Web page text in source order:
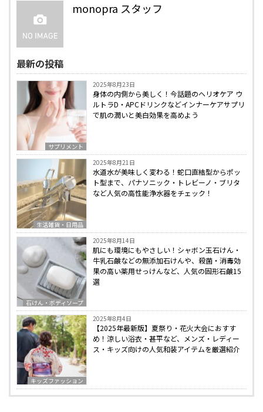
monopra スタッフ
最新の投稿
サプリメント
2025年8月23日
身体の内側から美しく！今話題のヘリオケア ウ
ルトラD・APCドリンクなどインナーケアサプリ
で肌の潤いと美白効果を高めよう
生活雑貨・日用品
2025年8月21日
水道水が美味しく変わる！蛇口直結型からポッ
ト型まで、パナソニック・トレビーノ・ブリタ
など人気の高性能浄水器をチェック！
石けん・ボディソープ
2025年8月14日
肌にも環境にもやさしい！シャボン玉石けん・
牛乳石鹸などの無添加石けんや、殺菌・消毒効
果の高い薬用せっけんなど、人気の固形石鹸15
選
キッズファッション
2025年8月4日
【2025年最新版】夏祭り・花火大会におすす
め！涼しい浴衣・甚平など、メンズ・レディー
ス・キッズ向けの人気和装アイテムを厳選紹介